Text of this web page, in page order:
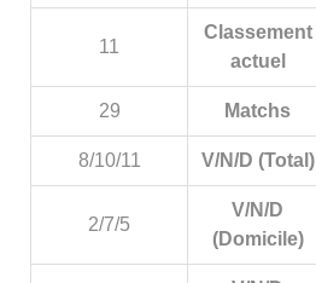
11
Classement
actuel
29 Matchs
8/10/11 V/N/D (Total)
2/7/5
V/N/D
(Domicile)